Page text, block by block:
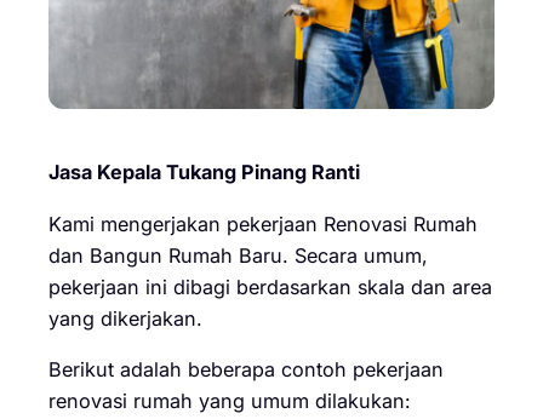
Jasa Kepala Tukang Pinang Ranti
Kami mengerjakan pekerjaan Renovasi Rumah
dan Bangun Rumah Baru. Secara umum,
pekerjaan ini dibagi berdasarkan skala dan area
yang dikerjakan.
Berikut adalah beberapa contoh pekerjaan
renovasi rumah yang umum dilakukan: